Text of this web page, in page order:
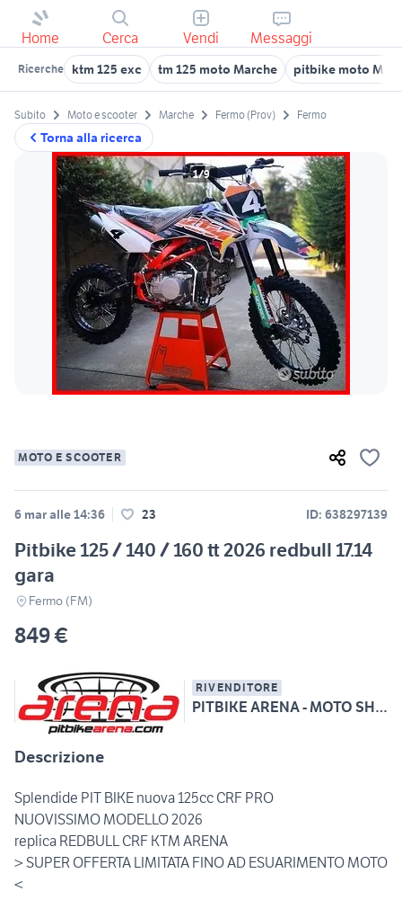
Home Cerca Vendi Messaggi
Ricerche ktm 125 exc tm 125 moto Marche pitbike moto
Torna alla ricerca
Subito Moto e scooter Marche Fermo (Prov) Fermo
1/9
MOTO E SCOOTER
6 mar alle 14:36 23 ID: 638297139
Pitbike 125 / 140 / 160 tt 2026 redbull 17.14
gara
Fermo (FM)
849 €
RIVENDITORE
PITBIKE ARENA - MOTO SHOP tel 3938005351 whatsapp
Descrizione
Splendide PIT BIKE nuova 125cc CRF PRO
NUOVISSIMO MODELLO 2026
replica REDBULL CRF KTM ARENA
> SUPER OFFERTA LIMITATA FINO AD ESUARIMENTO MOTO
<